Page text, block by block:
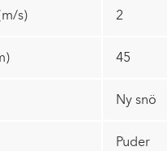
s) 2
45
Ny snö
Puder